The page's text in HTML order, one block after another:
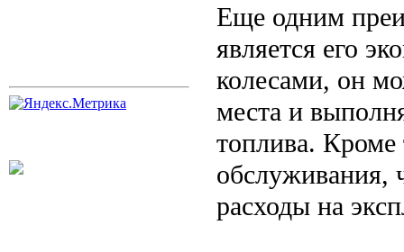
Еще одним
является его
колесами, он
места и
топлива. Кроме
обслуживания,
расходы на